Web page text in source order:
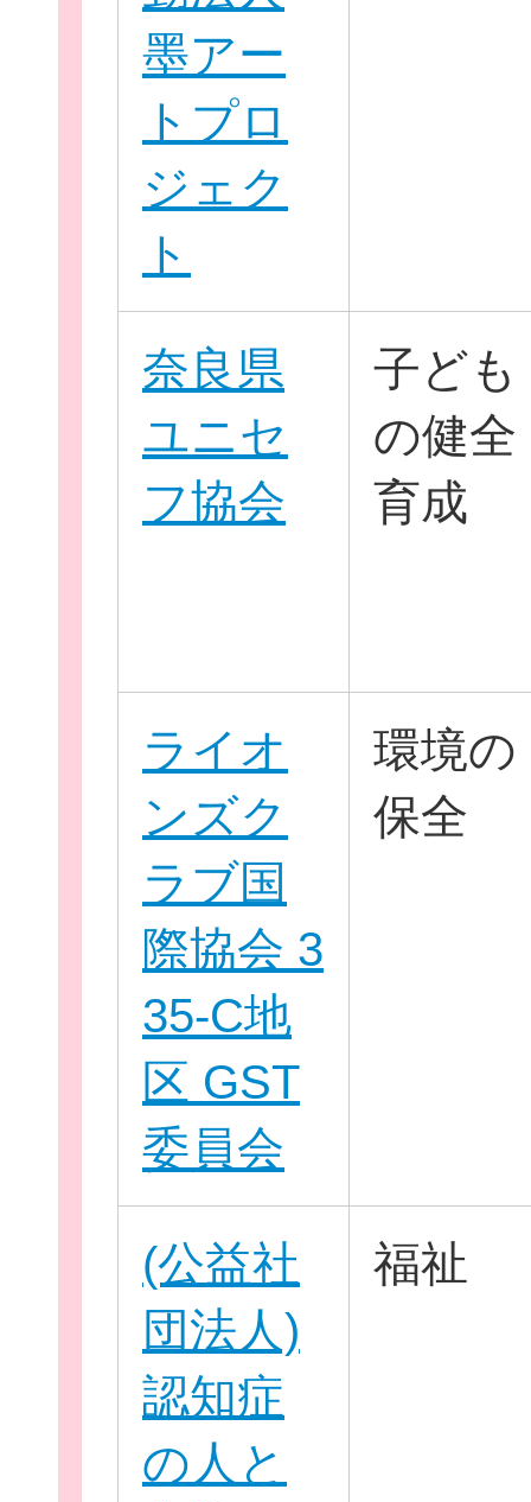
このサイトについて
サイトマップ
墨アー
トプロ
ジェク
ト
奈良県
ユニセ
フ協会
子ども
の健全
育成
ライオ
ンズク
ラブ国
際協会 3
35-C地
区 GST
委員会
環境の
保全
(公益社
団法人)
認知症
の人と
福祉